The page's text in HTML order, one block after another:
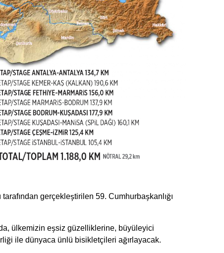
gerçekleştirilen 59. Cumhurbaşkanlığı
ülkemizin eşsiz güzelliklerine, büyüleyici
ile dünyaca ünlü bisikletçileri ağırlayacak.